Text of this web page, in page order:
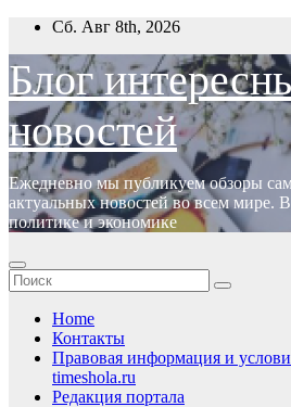
Перейти
содержимому
Сб. Авг 8th, 2026
Блог
новостей
Ежедневно мы публикуем обзоры
актуальных новостей во всем мире.
политике и экономике
Home
Контакты
Правовая информация и
timeshola.ru
Редакция портала